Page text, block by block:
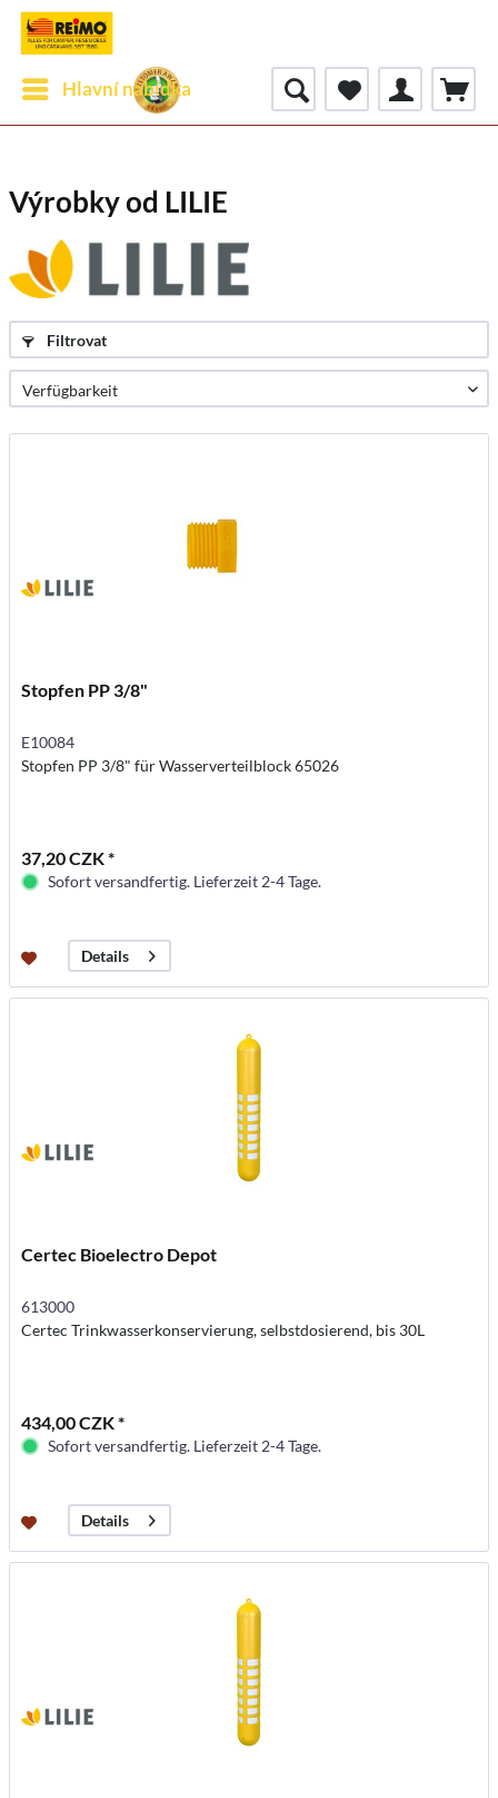
Hlavní nabídka
Výrobky od LILIE
Filtrovat
Stopfen PP 3/8"
E10084
Stopfen PP 3/8" für Wasserverteilblock 65026
37,20 CZK *
Sofort versandfertig. Lieferzeit 2-4 Tage.
Details
Certec Bioelectro Depot
613000
Certec Trinkwasserkonservierung, selbstdosierend, bis 30L
434,00 CZK *
Sofort versandfertig. Lieferzeit 2-4 Tage.
Details